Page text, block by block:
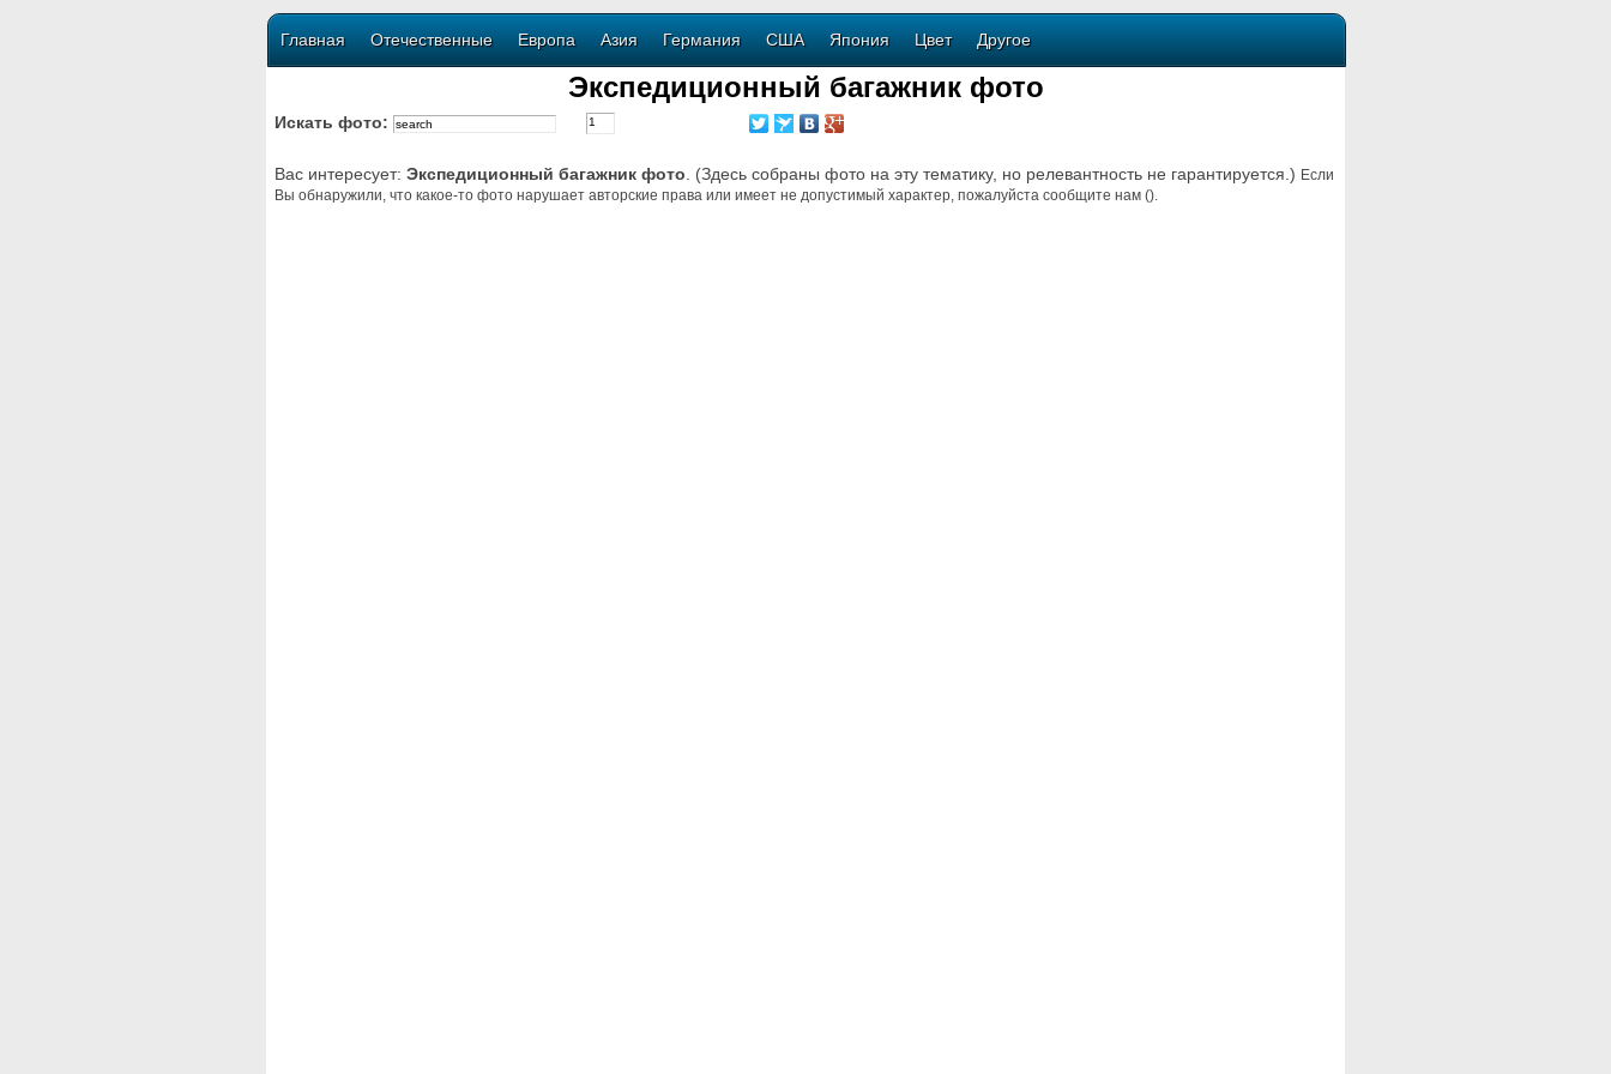
Главная Отечественные Европа Азия Германия США Япония Цвет Другое
Экспедиционный багажник фото
Искать фото:
Вас интересует: Экспедиционный багажник фото . (Здесь собраны фото на эту тематику, но релевантность не гарантируется.) Если
Вы обнаружили, что какое-то фото нарушает авторские права или имеет не допустимый характер, пожалуйста сообщите нам ().